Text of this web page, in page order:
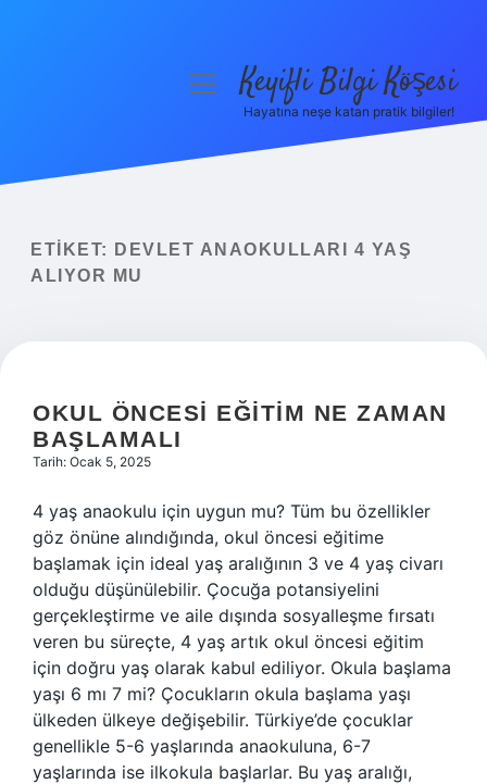
Yasal Uyarı
menüyüKeyifli Bilgi Köşesi
Hayatına neşe katan pratik bilgiler!
ETIKET:
DEVLET ANAOKULLARI 4 YAŞ
ALIYOR MU
OKUL ÖNCESI EĞITIM NE ZAMAN
BAŞLAMALI
Tarih: Ocak 5, 2025
4 yaş anaokulu için uygun mu? Tüm bu özellikler
göz önüne alındığında, okul öncesi eğitime
başlamak için ideal yaş aralığının 3 ve 4 yaş civarı
olduğu düşünülebilir. Çocuğa potansiyelini
gerçekleştirme ve aile dışında sosyalleşme fırsatı
veren bu süreçte, 4 yaş artık okul öncesi eğitim
için doğru yaş olarak kabul ediliyor. Okula başlama
yaşı 6 mı 7 mi? Çocukların okula başlama yaşı
ülkeden ülkeye değişebilir. Türkiye’de çocuklar
genellikle 5-6 yaşlarında anaokuluna, 6-7
yaşlarında ise ilkokula başlarlar. Bu yaş aralığı,